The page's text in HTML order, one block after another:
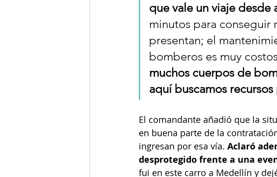
que vale un viaje desde
minutos para conseguir
presentan; el
bomberos es muy
muchos cuerpos de
aquí buscamos
El comandante añadió que la
en buena parte de la
ingresan por esa vía. Aclaró
desprotegido frente a una
fui en este carro a Medellín y